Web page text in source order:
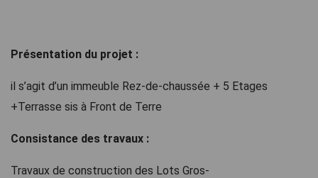
Présentation du projet :
il s’agit d’un immeuble Rez-de-chaussée + 5 Etages
+Terrasse sis à Front de Terre
Consistance des travaux :
Travaux de construction des Lots Gros-